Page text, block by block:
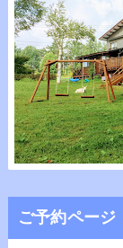
ご予約ページ